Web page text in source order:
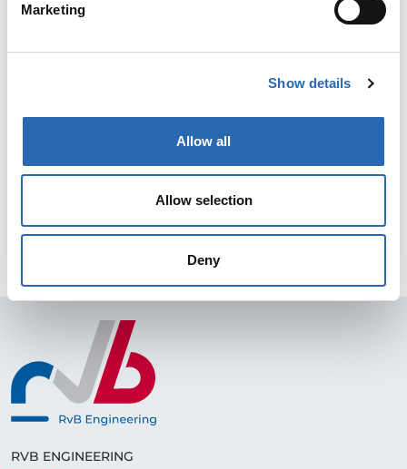
Marketing
Show details
Allow all
Allow selection
Deny
RVB ENGINEERING